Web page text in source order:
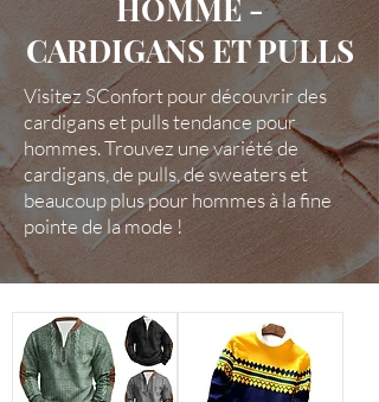
HOMME -
CARDIGANS ET PULLS
Visitez SConfort pour découvrir des
cardigans et pulls tendance pour
hommes. Trouvez une variété de
cardigans, de pulls, de sweaters et
beaucoup plus pour hommes à la fine
pointe de la mode !